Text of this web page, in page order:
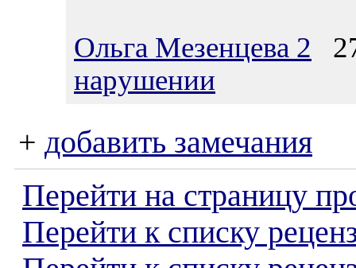
Ольга Мезенцева 2
нарушении
+ добавить замечания
Перейти на страницу
Перейти к списку